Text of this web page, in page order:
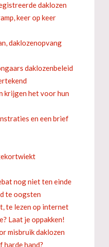
daklozen
keer op keer
daklozenopvang
daklozenbeleid
krijgen het voor hun
en een brief
nog niet ten einde
te oogsten
te lezen op internet
Laat je oppakken!
misbruik daklozen
harde hand?